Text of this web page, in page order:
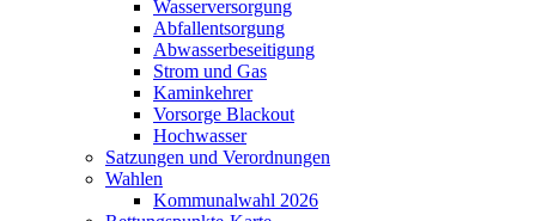
Wasserversorgung
Abfallentsorgung
Abwasserbeseitigung
Strom und Gas
Kaminkehrer
Vorsorge Blackout
Hochwasser
Satzungen und Verordnungen
Wahlen
Kommunalwahl 2026